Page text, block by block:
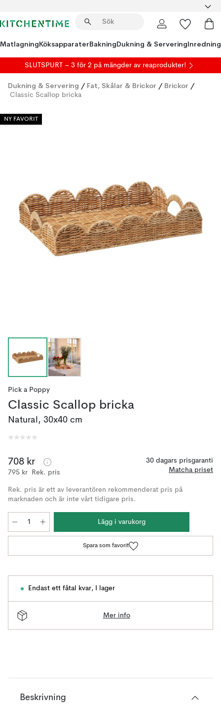
MatlagningKöksapparaterBakningDukning & ServeringInredning
SLUTSPURT – 3 för 2 på mängder av reaprodukter!
Dukning & Servering / Fat, Skålar & Brickor / Brickor /
Classic Scallop bricka
NY FAVORIT
Pick a Poppy
Classic Scallop bricka
Natural, 30x40 cm
708 kr
795 kr Rek. pris
30 dagars prisgaranti
Matcha priset
Rek. pris är ett av leverantören rekommenderat pris på
marknaden och är inte vårt tidigare pris.
Lägg i varukorg
Spara som favorit
Endast ett fåtal kvar, I lager
Mer info
Beskrivning